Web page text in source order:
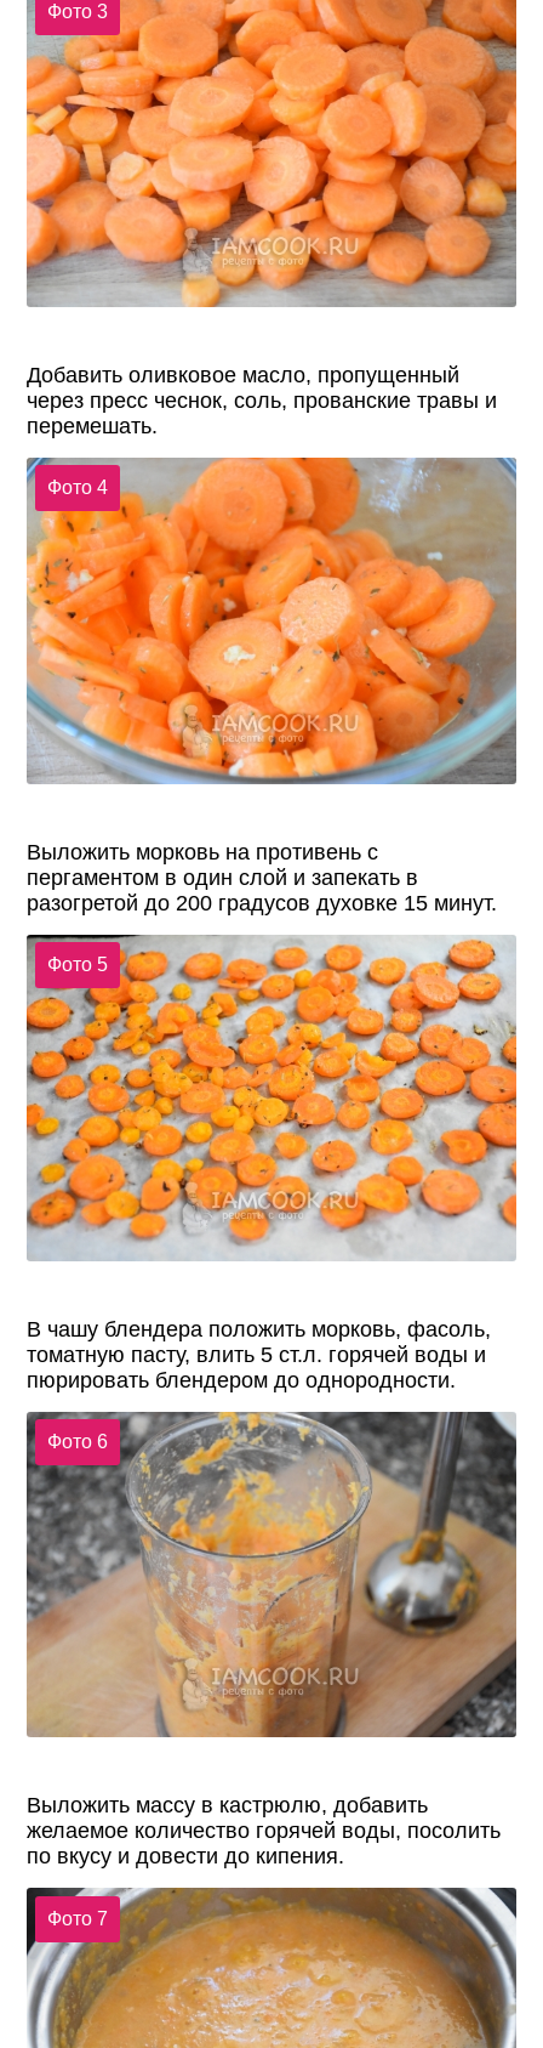
Фото 3
Добавить оливковое масло, пропущенный
через пресс чеснок, соль, прованские травы и
перемешать.
Фото 4
Выложить морковь на противень с
пергаментом в один слой и запекать в
разогретой до 200 градусов духовке 15 минут.
Фото 5
В чашу блендера положить морковь, фасоль,
томатную пасту, влить 5 ст.л. горячей воды и
пюрировать блендером до однородности.
Фото 6
Выложить массу в кастрюлю, добавить
желаемое количество горячей воды, посолить
по вкусу и довести до кипения.
Фото 7